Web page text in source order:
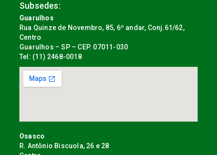
Subsedes:
Guarulhos
Rua Quinze de Novembro, 85, 6º andar, Conj.61/62,
Centro
Guarulhos – SP – CEP. 07011-030
Tel: (11) 2468-0018
Osasco
R. Antônio Biscuola, 26 e 28